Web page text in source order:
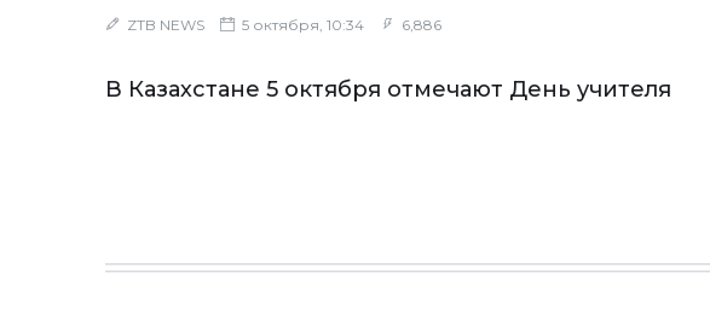
ZTB NEWS 5 октября, 10:34 6,886
В Казахстане 5 октября отмечают День учителя